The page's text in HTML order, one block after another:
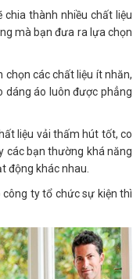
thành nhiều chất liệu
mà bạn đưa ra lựa chọn
chọn các chất liệu ít nhăn,
dáng áo luôn được phẳng
liệu vải thấm hút tốt, co
các bạn thường khá năng
động khác nhau.
ty tổ chức sự kiện thì